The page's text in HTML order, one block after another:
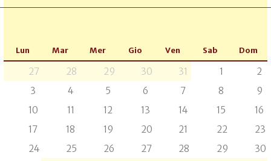
Lun Mar Mer Gio Ven Sab Dom
27 28 29 30 31 1
2
3
4 5 6 7 8
9
10
11 12 13 14 15
16
17
18 19 20 21 22
23
24
25 26 27 28 29
30